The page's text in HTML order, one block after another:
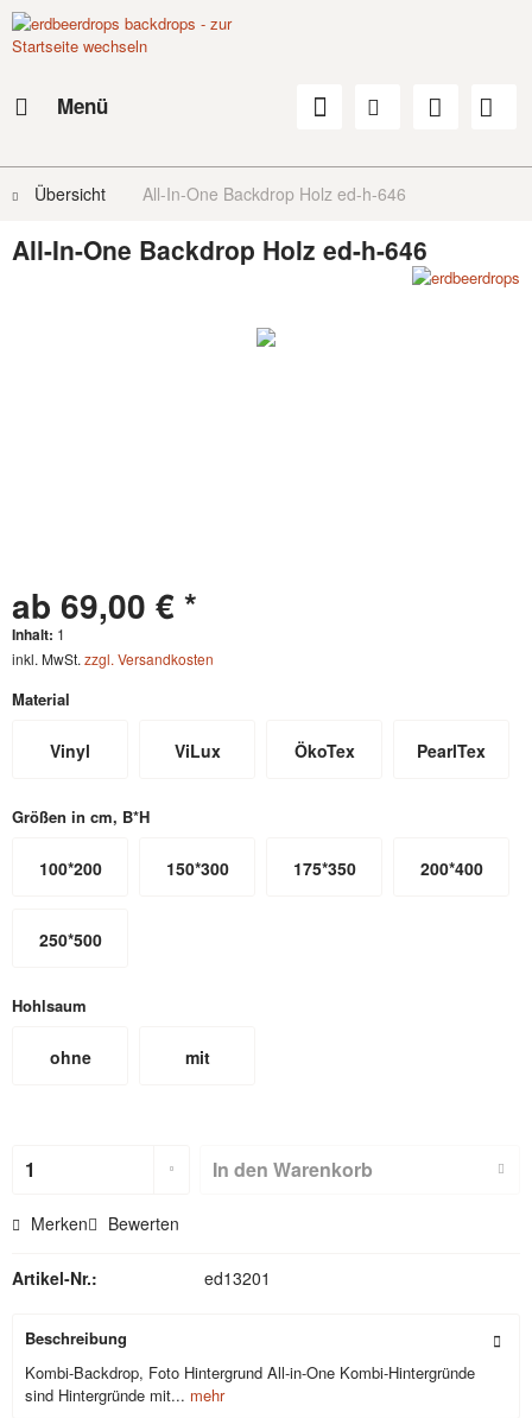
Menü
Übersicht All-In-One Backdrop Holz ed-h-646
All-In-One Backdrop Holz ed-h-646
ab 69,00 € *
Inhalt: 1
inkl. MwSt. zzgl. Versandkosten
Material
Vinyl ViLux ÖkoTex PearlTex
Größen in cm, B*H
100*200 150*300 175*350 200*400
250*500
Hohlsaum
ohne
mit
In den Warenkorb
Merken Bewerten
Artikel-Nr.: ed13201
Beschreibung
Kombi-Backdrop, Foto Hintergrund All-in-One Kombi-Hintergründe
sind Hintergründe mit... mehr